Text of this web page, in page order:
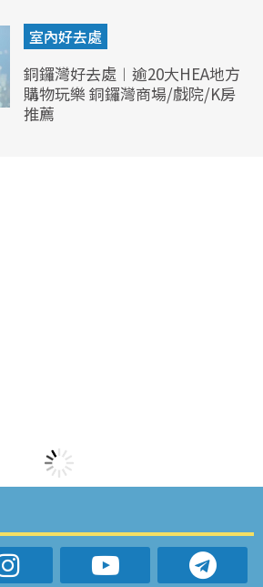
室內好去處
銅鑼灣好去處︱逾20大HEA地方
購物玩樂 銅鑼灣商場/戲院/K房
推薦